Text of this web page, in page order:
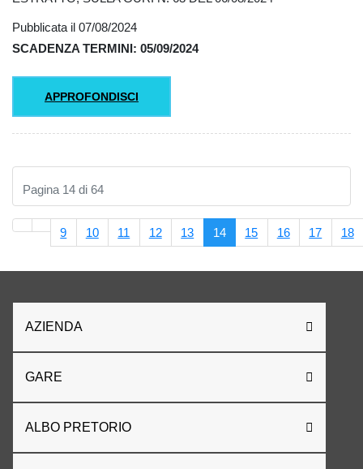
Pubblicata il 07/08/2024
SCADENZA TERMINI: 05/09/2024
APPROFONDISCI
Pagina 14 di 64
9 10 11 12 13 14 15 16 17 18
AZIENDA
GARE
ALBO PRETORIO